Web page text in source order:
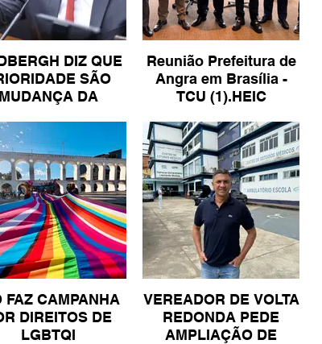
DIZ QUE
SÃO
DA
DE IR
Reunião Prefeitura de
Angra em Brasília -
TCU (1).HEIC
FAZ CAMPANHA
DIREITOS DE
LGBTQI
VEREADOR DE VOLTA
REDONDA PEDE
AMPLIAÇÃO DE